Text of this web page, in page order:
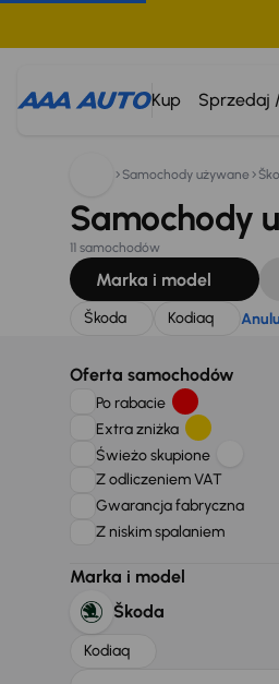
Kup Sprzedaj
Szukam:
Samochody używane
Samochody
11 samochodów
Marka i model
Škoda Kodiaq
Oferta samochodów
Po rabacie
Extra zniżka
Świeżo skupione
Z odliczeniem VAT
Gwarancja fabryczna
Z niskim spalaniem
Marka i model
Škoda
Kodiaq